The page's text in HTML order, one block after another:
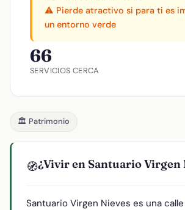
⚠️ Pierde atractivo si para ti es
un entorno verde
66
SERVICIOS CERCA
🏛️ Patrimonio
🧭¿Vivir en Santuario Virgen
Santuario Virgen Nieves es una